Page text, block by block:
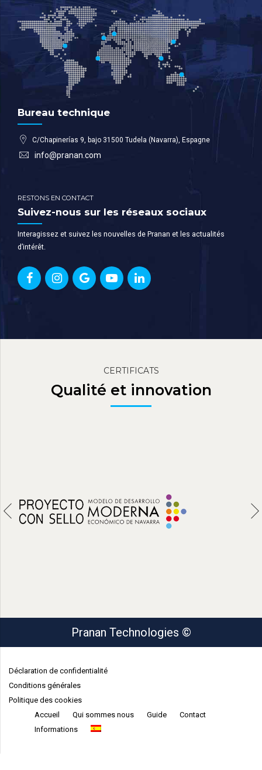
Bureau technique
C/Chapinerías 9, bajo 31500 Tudela (Navarra), Espagne
info@pranan.com
RESTONS EN CONTACT
Suivez-nous sur les réseaux sociaux
Interagissez et suivez les nouvelles de Pranan et les actualités
d’intérêt.
CERTIFICATS
Qualité et innovation
Pranan Technologies ©
Déclaration de confidentialité
Conditions générales
Politique des cookies
Accueil
Qui sommes nous Guide
Contact
Informations